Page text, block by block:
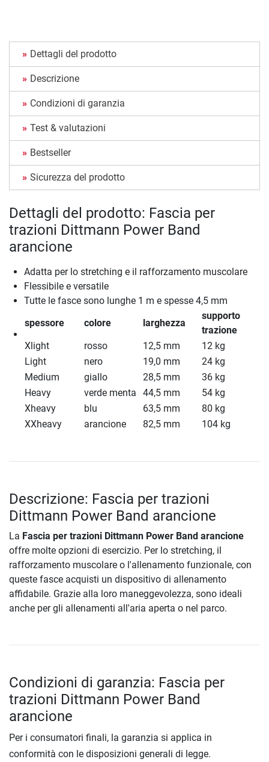
Dettagli del prodotto
Descrizione
Condizioni di garanzia
Test & valutazioni
Bestseller
Sicurezza del prodotto
Dettagli del prodotto: Fascia per
trazioni Dittmann Power Band
arancione
Adatta per lo stretching e il rafforzamento muscolare
Flessibile e versatile
Tutte le fasce sono lunghe 1 m e spesse 4,5 mm
spessore
colore larghezza
supporto
trazione
Xlight
rosso 12,5 mm
12 kg
Light
nero 19,0 mm
24 kg
Medium
giallo 28,5 mm
36 kg
Heavy
verde menta 44,5 mm
54 kg
Xheavy
blu 63,5 mm
80 kg
XXheavy
arancione 82,5 mm 104 kg
Descrizione: Fascia per trazioni
Dittmann Power Band arancione
La Fascia per trazioni Dittmann Power Band arancione
offre molte opzioni di esercizio. Per lo stretching, il
rafforzamento muscolare o l'allenamento funzionale, con
queste fasce acquisti un dispositivo di allenamento
affidabile. Grazie alla loro maneggevolezza, sono ideali
anche per gli allenamenti all'aria aperta o nel parco.
Condizioni di garanzia: Fascia per
trazioni Dittmann Power Band
arancione
Per i consumatori finali, la garanzia si applica in
conformità con le disposizioni generali di legge.